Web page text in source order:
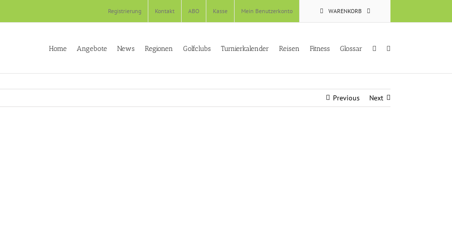
Registrierung Kontakt ABO Kasse Mein Benutzerkonto WARENKORB
Home Angebote News Regionen Golfclubs Turnierkalender Reisen Fitness Glossar
Previous Next